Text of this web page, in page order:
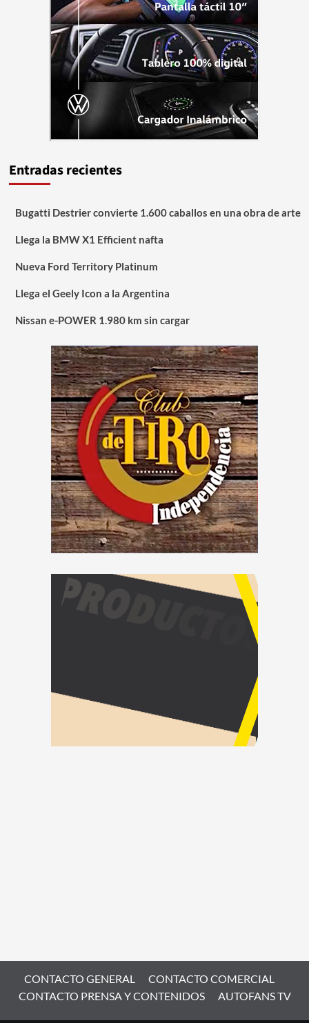
Entradas recientes
Bugatti Destrier convierte 1.600 caballos en una obra de arte
Llega la BMW X1 Efficient nafta
Nueva Ford Territory Platinum
Llega el Geely Icon a la Argentina
Nissan e-POWER 1.980 km sin cargar
CONTACTO GENERAL
CONTACTO COMERCIAL
CONTACTO PRENSA Y CONTENIDOS
AUTOFANS TV